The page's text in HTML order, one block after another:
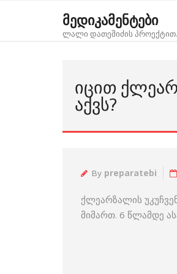
მედიკამენტები
ლალი დათეშიძის
ᲘᲪᲘᲗ
ᲐᲥᲕᲡ?
By preparatebi
ქლეარზალის
მიმართ. 6 წლამდე